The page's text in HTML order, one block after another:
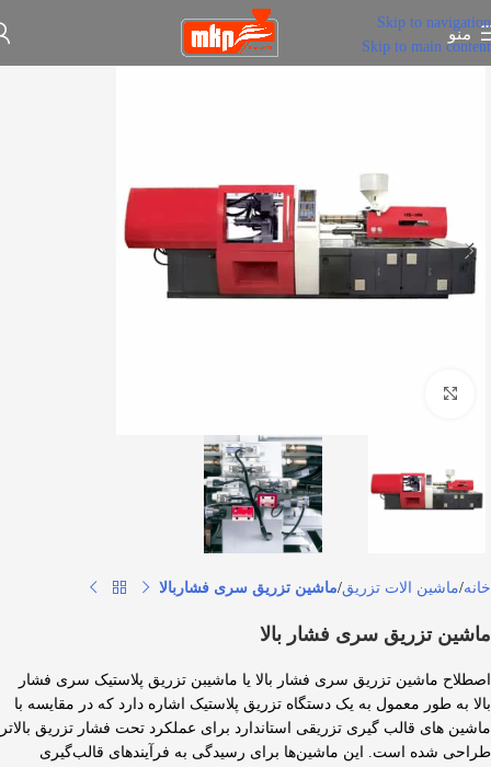
Skip to navigation
Skip to main content
منو
خانه ماشین الات تزریق ماشین تزریق سری فشاربالا
ماشین تزریق سری فشار بالا
اصطلاح ماشین تزریق سری فشار بالا یا ماشیبن تزریق پلاستیک سری فشار
بالا به طور معمول به یک دستگاه تزریق پلاستیک اشاره دارد که در مقایسه با
ماشین های قالب گیری تزریقی استاندارد برای عملکرد تحت فشار تزریق بالاتر
طراحی شده است. این ماشین‌ها برای رسیدگی به فرآیندهای قالب‌گیری